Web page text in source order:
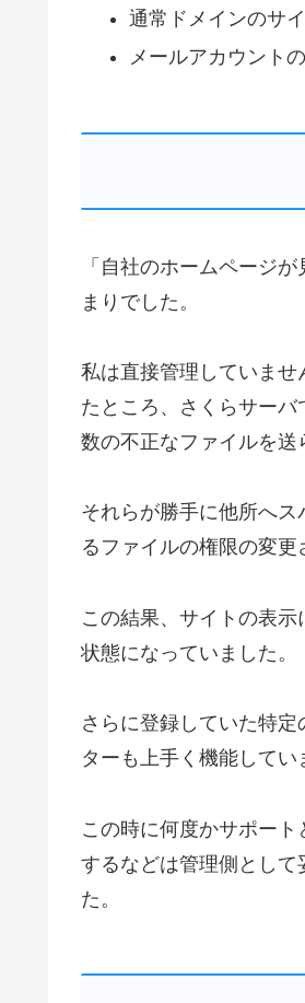
通常ドメインのサ
メールアカウント
「自社のホームページ
まりでした。
私は直接管理していま
たところ、さくらサー
数の不正なファイルを送
それらが勝手に他所へ
るファイルの権限の変更
この結果、 サイトの表示
状態になっていました。
さらに登録していた特
ターも上手く機能してい
この時に何度かサポー
するなどは管理側とし
た。